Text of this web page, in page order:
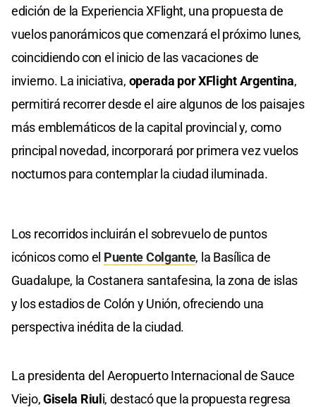
edición de la Experiencia XFlight, una propuesta de
vuelos panorámicos que comenzará el próximo lunes,
coincidiendo con el inicio de las vacaciones de
invierno. La iniciativa, operada por XFlight Argentina,
permitirá recorrer desde el aire algunos de los paisajes
más emblemáticos de la capital provincial y, como
principal novedad, incorporará por primera vez vuelos
nocturnos para contemplar la ciudad iluminada.
Los recorridos incluirán el sobrevuelo de puntos
icónicos como el Puente Colgante, la Basílica de
Guadalupe, la Costanera santafesina, la zona de islas
y los estadios de Colón y Unión, ofreciendo una
perspectiva inédita de la ciudad.
La presidenta del Aeropuerto Internacional de Sauce
Viejo,Gisela Riuli, destacó que la propuesta regresa